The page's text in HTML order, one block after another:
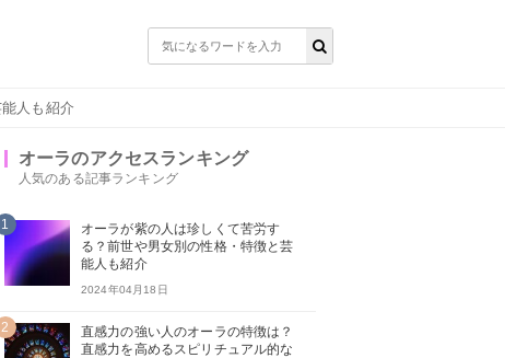
人も紹介
オーラのアクセスランキング
人気のある記事ランキング
1
オーラが紫の人は珍しくて苦労す
る？前世や男女別の性格・特徴と芸
能人も紹介
2024年04月18日
2
直感力の強い人のオーラの特徴は？
直感力を高めるスピリチュアル的な